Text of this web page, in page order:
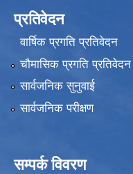
प्रतिवेदन
वार्षिक प्रगति प्रतिवेदन
चौमासिक प्रगति प्रतिवेदन
सार्वजनिक सुनुवाई
सार्वजनिक परीक्षण
सम्पर्क विवरण